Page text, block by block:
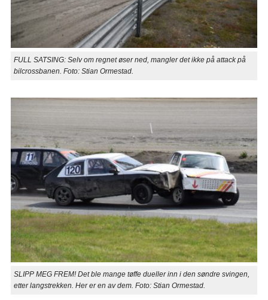
FULL SATSING: Selv om regnet øser ned, mangler det ikke på attack på
bilcrossbanen. Foto: Stian Ormestad.
SLIPP MEG FREM! Det ble mange tøffe dueller inn i den søndre svingen,
etter langstrekken. Her er en av dem. Foto: Stian Ormestad.